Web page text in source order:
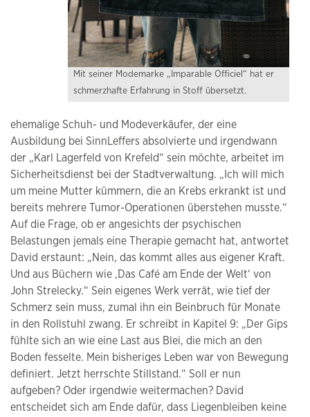
Mit seiner Modemarke „Imparable Officiel“ hat er
schmerzhafte Erfahrung in Stoff übersetzt.
ehemalige Schuh- und Modeverkäufer, der eine
Ausbildung bei SinnLeffers absolvierte und irgendwann
der „Karl Lagerfeld von Krefeld“ sein möchte, arbeitet im
Sicherheitsdienst bei der Stadtverwaltung. „Ich will mich
um meine Mutter kümmern, die an Krebs erkrankt ist und
bereits mehrere Tumor-Operationen überstehen musste.“
Auf die Frage, ob er angesichts der psychischen
Belastungen jemals eine Therapie gemacht hat, antwortet
David erstaunt: „Nein, das kommt alles aus eigener Kraft.
Und aus Büchern wie ‚Das Café am Ende der Welt‘ von
John Strelecky.“ Sein eigenes Werk verrät, wie tief der
Schmerz sein muss, zumal ihn ein Beinbruch für Monate
in den Rollstuhl zwang. Er schreibt in Kapitel 9: „Der Gips
fühlte sich an wie eine Last aus Blei, die mich an den
Boden fesselte. Mein bisheriges Leben war von Bewegung
definiert. Jetzt herrschte Stillstand.“ Soll er nun
aufgeben? Oder irgendwie weitermachen? David
entscheidet sich am Ende dafür, dass Liegenbleiben keine